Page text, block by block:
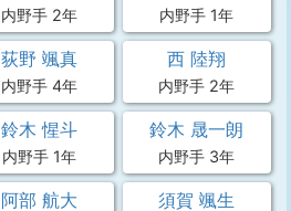
内野手 2年 内野手 1年
荻野 颯真
内野手 4年
西 陸翔
内野手 2年
鈴木 惺斗
内野手 1年
鈴木 晟一朗
内野手 3年
阿部 航大 須賀 颯生